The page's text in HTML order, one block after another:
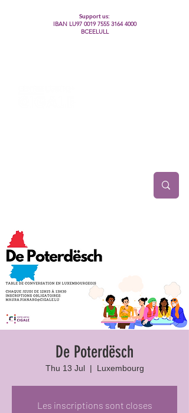
Support us:
IBAN LU97 0019 7555 3164 4000
BCEELULL
De Poterdësch
Thu 13 Jul
  |
Luxembourg
Les inscriptions sont closes